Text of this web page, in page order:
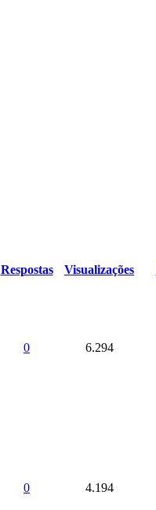
Respostas Visualizações
0 6.294
0 4.194